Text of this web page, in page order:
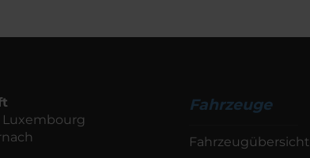
Fahrzeuge
Fahrzeugübersicht